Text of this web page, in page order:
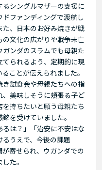
シングルマザーの支援に
ファンディングで渡航し
、日本のお好み焼きが戦
文化の広がりや戦争未亡
ンダのスラムでも母親た
られるよう、定期的に現
ことが伝えられました。
試食会や母親たちへの指
美味しそうに頬張る子ど
持ちたいと願う母親たち
を受けていました。
は？」「治安に不安はな
うえで、今後の課題
寄せられ、ウガンダでの
た。